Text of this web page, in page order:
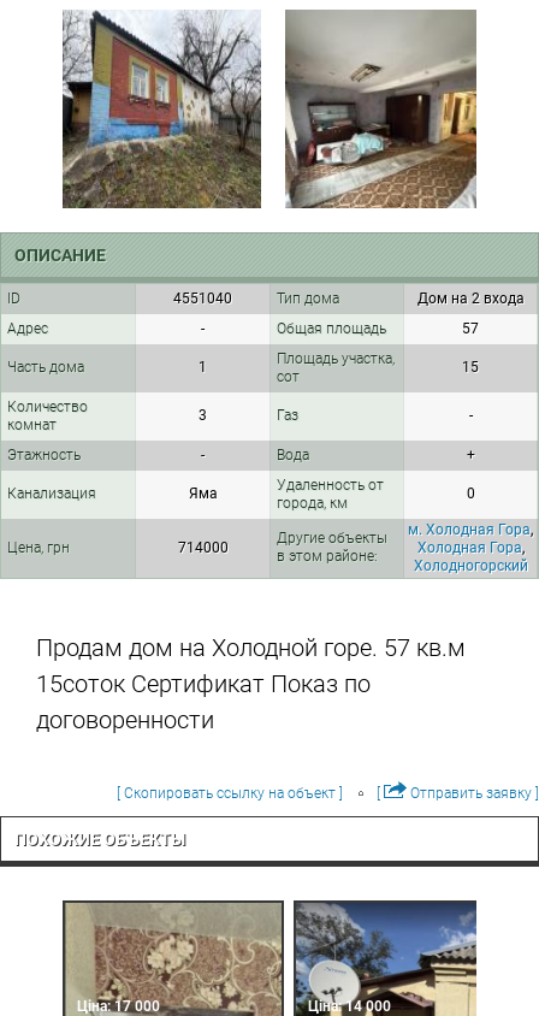
ОПИСАНИЕ
ID 4551040 Тип дома
Дом на 2 входа
Адрес
- Общая площадь 57
Часть дома 1
Площадь участка,
сот
15
Количество
комнат
3 Газ -
Этажность - Вода +
Канализация Яма
Удаленность от
города, км
0
Цена, грн 714000
Другие объекты
в этом районе:
м. Холодная Гора,
Холодная Гора,
Холодногорский
Продам дом на Холодной горе. 57 кв.м
15соток Сертификат Показ по
договоренности
[ Скопировать ссылку на объект ] Отправить заявку ]
ПОХОЖИЕ ОБЪЕКТЫ
Ціна: 17 000
Ціна: 14 000